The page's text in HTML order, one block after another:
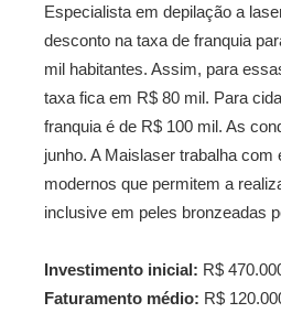
Especialista em depilação a
desconto na taxa de franquia
mil habitantes. Assim, para
taxa fica em R$ 80 mil. Para
franquia é de R$ 100 mil. As
junho. A Maislaser trabalha com
modernos que permitem a
inclusive em peles bronzeadas
Investimento inicial: R$
Faturamento médio: R$